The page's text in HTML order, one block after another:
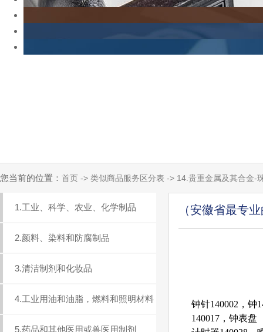
您当前的位置： 首页 -> 类似商品服务区分表 -> 14.贵重金属及其合金-
1.工业、科学、农业、化学制品
2.颜料、染料和防腐制品
3.清洁制剂和化妆品
4.工业用油和油脂，燃料和照明材料
5.药品和其他医用或兽医用制剂
（安徽省最专
钟针140002，钟
140017，钟表盘